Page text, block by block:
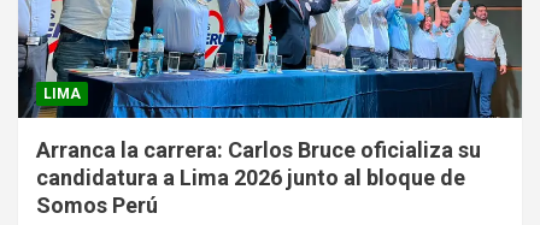
LIMA
Arranca la carrera: Carlos Bruce oficializa su
candidatura a Lima 2026 junto al bloque de
Somos Perú